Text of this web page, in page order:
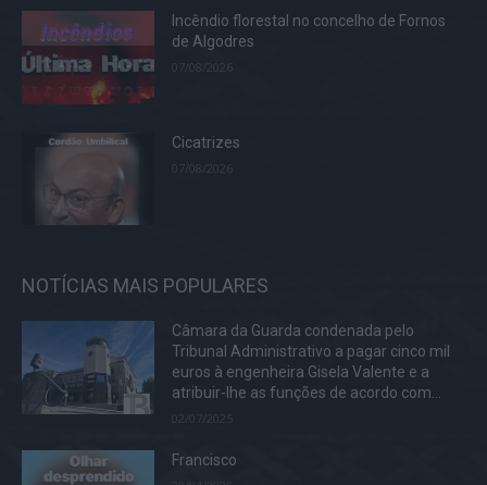
Incêndio florestal no concelho de Fornos
de Algodres
07/08/2026
Cicatrizes
07/08/2026
NOTÍCIAS MAIS POPULARES
Câmara da Guarda condenada pelo
Tribunal Administrativo a pagar cinco mil
euros à engenheira Gisela Valente e a
atribuir-lhe as funções de acordo com...
02/07/2025
Francisco